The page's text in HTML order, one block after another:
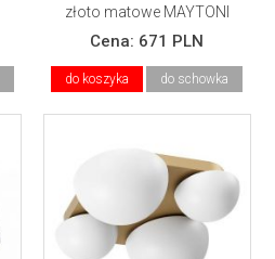
złoto matowe MAYTONI
Cena: 671 PLN
do koszyka do schowka